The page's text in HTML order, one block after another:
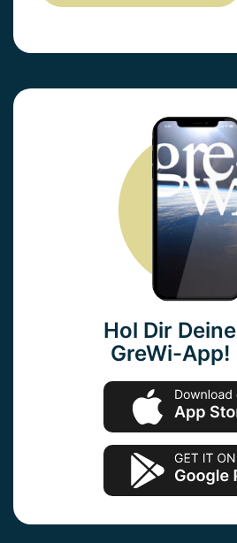
Hol Dir Deine
GreWi-App!